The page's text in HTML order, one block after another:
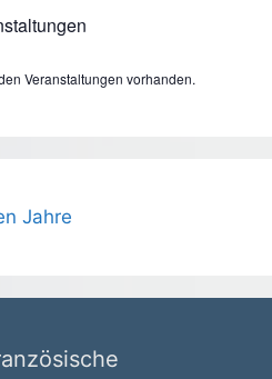
Veranstaltungen vorhanden.
Jahre